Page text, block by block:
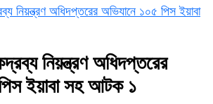
নিয়ন্ত্রণ অধিদপ্তরের অভিযানে ১০৫ পিস ইয়াবা
নিয়ন্ত্রণ অধিদপ্তরের
ইয়াবা সহ আটক ১